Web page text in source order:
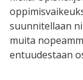
suunnitellaan
muita
entuudestaan